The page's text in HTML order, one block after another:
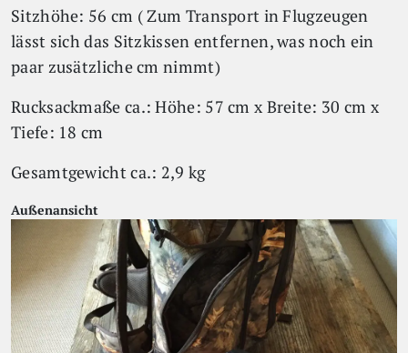
Sitzhöhe: 56 cm ( Zum Transport in Flugzeugen
lässt sich das Sitzkissen entfernen, was noch ein
paar zusätzliche cm nimmt)
Rucksackmaße ca.: Höhe: 57 cm x Breite: 30 cm x
Tiefe: 18 cm
Gesamtgewicht ca.: 2,9 kg
Außenansicht